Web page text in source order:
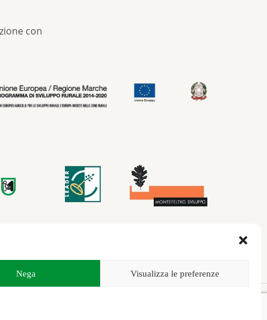
Nega Visualizza le preferenze
con